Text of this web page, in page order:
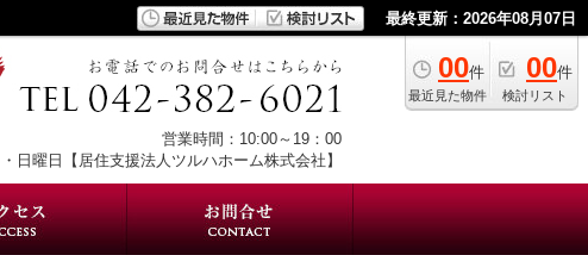
最終更新：2026年08月07日
00件
最近見た物件
00件
検討リスト
営業時間：10:00～19：00
日曜日【居住支援法人ツルハホーム株式会社】